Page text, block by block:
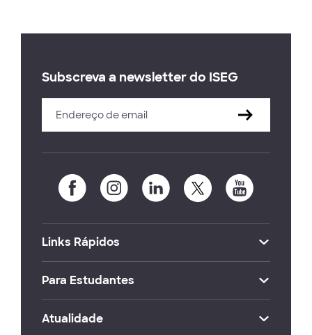
Subscreva a newsletter do ISEG
Links Rápidos
Para Estudantes
Atualidade